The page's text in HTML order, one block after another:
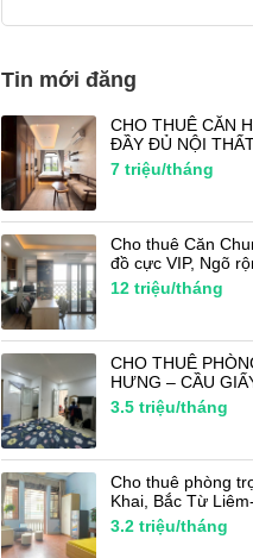
Tin mới đăng
CHO THUÊ CĂN
ĐẦY ĐỦ NỘI
7 triệu/tháng
Cho thuê Căn
đồ cực VIP, Ngõ
12 triệu/tháng
CHO THUÊ
HƯNG – CẦU
3.5 triệu/tháng
Cho thuê phòng
Khai, Bắc Từ
3.2 triệu/tháng